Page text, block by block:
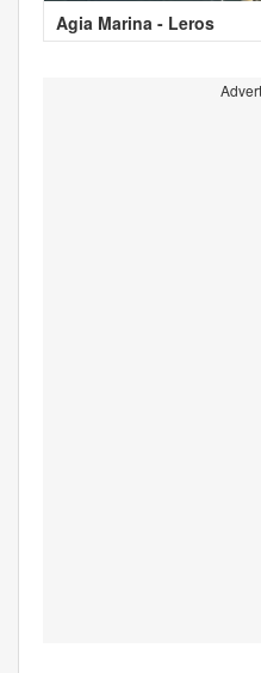
Agia Marina - Leros